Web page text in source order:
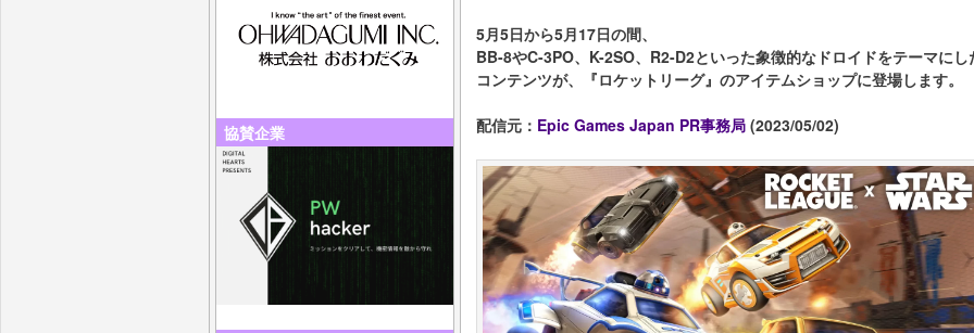
協賛企業
5月5日から5月17日の間、
BB-8やC-3PO、K-2SO、R2-D2といった象徴的なドロイドをテーマにし
コンテンツが、『ロケットリーグ』のアイテムショップに登場します。
配信元： Epic Games Japan PR事務局 (2023/05/02)